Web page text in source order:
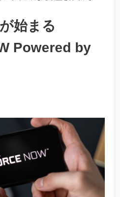
始まる
Powered by